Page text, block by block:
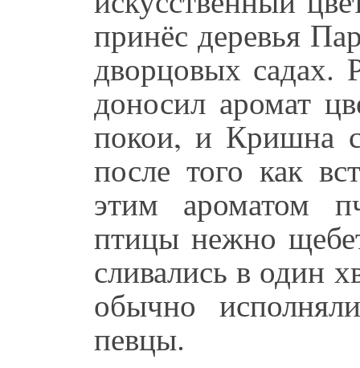
принёс деревья
дворцовых садах.
доносил аромат
покои, и Кришна
после того как
этим ароматом
птицы нежно
сливались в один
обычно
певцы.